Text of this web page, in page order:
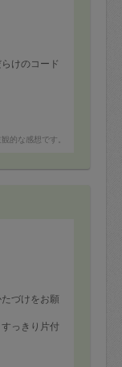
頼料金の
頼金額の
の100%
ル＝依頼
毎週定
までキャ
上はキ
けのコード
的な感想です。
づけをお願
っきり片付
に入れるの